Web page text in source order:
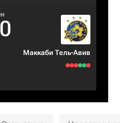
0
Маккаби Тель-Авив